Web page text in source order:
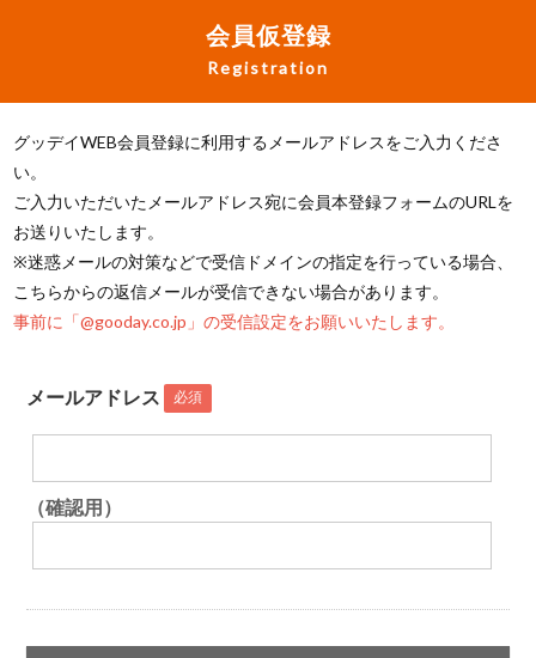
会員仮登録
Registration
グッデイWEB会員登録に利用するメールアドレスをご入力くださ
い。
ご入力いただいたメールアドレス宛に会員本登録フォームのURLを
お送りいたします。
※迷惑メールの対策などで受信ドメインの指定を行っている場合、
こちらからの返信メールが受信できない場合があります。
事前に「@gooday.co.jp」の受信設定をお願いいたします。
メールアドレス 必須
（確認用）